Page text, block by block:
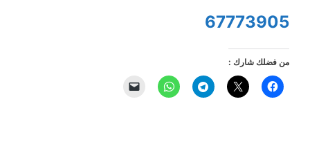
67773905
من فضلك شارك :